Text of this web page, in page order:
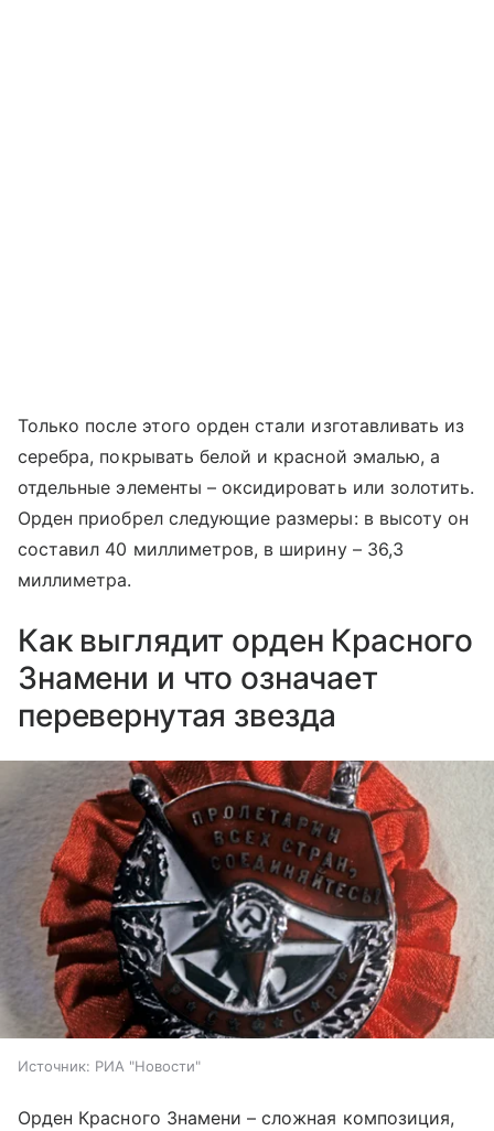
Только после этого орден стали изготавливать из
серебра, покрывать белой и красной эмалью, а
отдельные элементы – оксидировать или золотить.
Орден приобрел следующие размеры: в высоту он
составил 40 миллиметров, в ширину – 36,3
миллиметра.
Как выглядит орден Красного
Знамени и что означает
перевернутая звезда
Источник: РИА "Новости"
Орден Красного Знамени – сложная композиция,